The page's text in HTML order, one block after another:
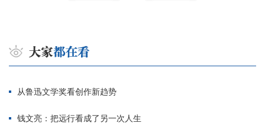
从鲁迅文学奖看创作新趋势
钱文亮：把远行看成了另一次人生